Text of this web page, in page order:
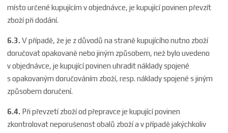
místo určené kupujícím v objednávce, je kupující povinen převzít
zboží při dodání.
6.3.V případě, že je z důvodů na straně kupujícího nutno zboží
doručovat opakovaně nebo jiným způsobem, než bylo uvedeno
v objednávce, je kupující povinen uhradit náklady spojené
s opakovaným doručováním zboží, resp. náklady spojené s jiným
způsobem doručení.
6.4. Při převzetí zboží od přepravce je kupující povinen
zkontrolovat neporušenost obalů zboží a v případě jakýchkoliv